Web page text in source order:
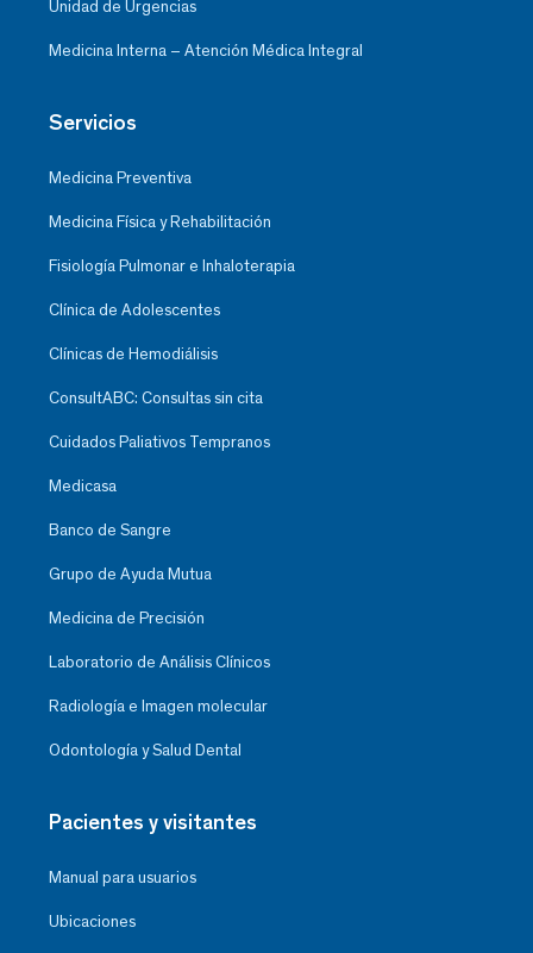
Unidad de Urgencias
Medicina Interna – Atención Médica Integral
Servicios
Medicina Preventiva
Medicina Física y Rehabilitación
Fisiología Pulmonar e Inhaloterapia
Clínica de Adolescentes
Clínicas de Hemodiálisis
ConsultABC: Consultas sin cita
Cuidados Paliativos Tempranos
Medicasa
Banco de Sangre
Grupo de Ayuda Mutua
Medicina de Precisión
Laboratorio de Análisis Clínicos
Radiología e Imagen molecular
Odontología y Salud Dental
Pacientes y visitantes
Manual para usuarios
Ubicaciones